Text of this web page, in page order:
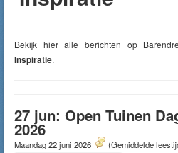
Bekijk hier alle berichten op
Inspiratie.
27 jun: Open Tuinen
2026
Maandag 22 juni 2026 (Gemiddelde